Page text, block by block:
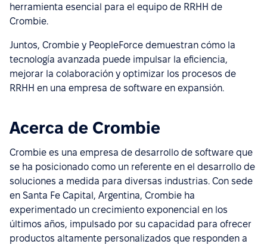
herramienta esencial para el equipo de RRHH de
Crombie.
Juntos, Crombie y PeopleForce demuestran cómo la
tecnología avanzada puede impulsar la eficiencia,
mejorar la colaboración y optimizar los procesos de
RRHH en una empresa de software en expansión.
Acerca de Crombie
Crombie es una empresa de desarrollo de software que
se ha posicionado como un referente en el desarrollo de
soluciones a medida para diversas industrias. Con sede
en Santa Fe Capital, Argentina, Crombie ha
experimentado un crecimiento exponencial en los
últimos años, impulsado por su capacidad para ofrecer
productos altamente personalizados que responden a